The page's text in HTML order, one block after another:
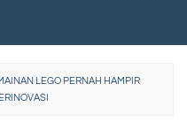
LEGO PERNAH HAMPIR